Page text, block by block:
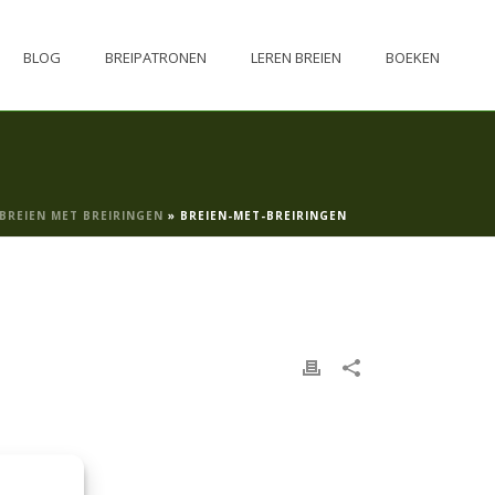
BLOG BREIPATRONEN LEREN BREIEN BOEKEN
BREIEN MET BREIRINGEN » BREIEN-MET-BREIRINGEN